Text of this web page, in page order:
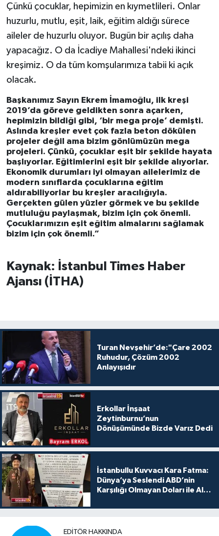
Çünkü çocuklar, hepimizin en kıymetlileri. Onlar
huzurlu, mutlu, eşit, laik, eğitim aldığı sürece
aileler de huzurlu oluyor. Bugün bir açılış daha
yapacağız. O da İcadiye Mahallesi'ndeki ikinci
kreşimiz. O da tüm komşularımıza tabii ki açık
olacak.
Başkanımız Sayın Ekrem İmamoğlu, ilk kreşi
2019’da göreve geldikten sonra açarken,
hepimizin bildiği gibi, ‘bir mega proje’ demişti.
Aslında kreşler evet çok fazla beton dökülen
projeler değil ama bizim gönlümüzün mega
projeleri. Çünkü, çocuklar eşit bir şekilde hayata
başlıyorlar. Eğitimlerini eşit bir şekilde alıyorlar.
Ekonomik durumları iyi olmayan ailelerimiz de
modern sınıflarda çocuklarına eğitim
aldırabiliyorlar bu kreşler aracılığıyla.
Gerçekten gülen yüzler görmek ve bu şekilde
mutluluğu paylaşmak, bizim için çok önemli.
Çocuklarımızın eşit eğitim almalarını sağlamak
bizim için çok önemli.”
Kaynak: İstanbul Times Haber
Ajansı (İTHA)
Turan Nevşehir’de:"Çare 2002
Ruhudur, Çözüm 2002
Anlayışıdır
Erkollar İnşaat
Zeytinburnu’nun
Dönüşümünde Bizde Varız Dedi
İstanbullu Kuvvacı Kara Fatma:
Dünya’ya Seslendi ABD’nin
Karşılığı Olmayan Doları ile Alış
EDITÖR HAKKINDA